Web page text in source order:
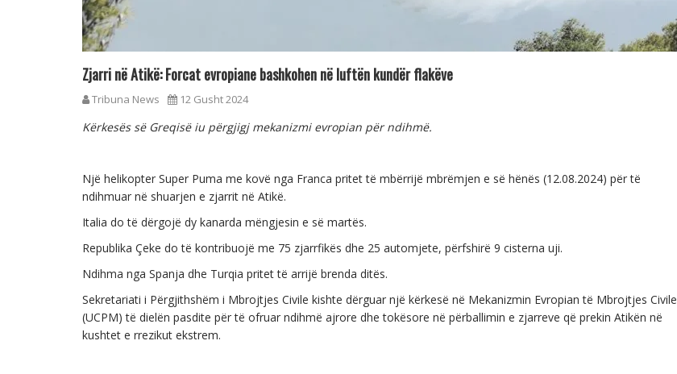
Zjarri në Atikë: Forcat evropiane bashkohen në luftën kundër flakëve
Tribuna News 12 Gusht 2024
Kërkesës së Greqisë iu përgjigj mekanizmi evropian për ndihmë.
Një helikopter Super Puma me kovë nga Franca pritet të mbërrijë mbrëmjen e së hënës (12.08.2024) për të
ndihmuar në shuarjen e zjarrit në Atikë.
Italia do të dërgojë dy kanarda mëngjesin e së martës.
Republika Çeke do të kontribuojë me 75 zjarrfikës dhe 25 automjete, përfshirë 9 cisterna uji.
Ndihma nga Spanja dhe Turqia pritet të arrijë brenda ditës.
Sekretariati i Përgjithshëm i Mbrojtjes Civile kishte dërguar një kërkesë në Mekanizmin Evropian të Mbrojtjes Civile
(UCPM) të dielën pasdite për të ofruar ndihmë ajrore dhe tokësore në përballimin e zjarreve që prekin Atikën në
kushtet e rrezikut ekstrem.